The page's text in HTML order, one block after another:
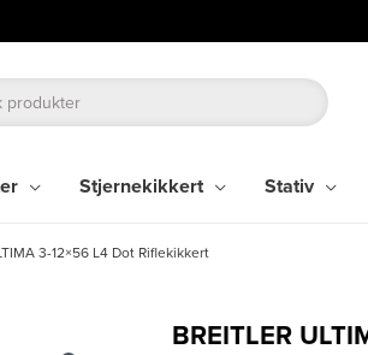
Stjernekikkert Stativ
3-12×56 L4 Dot Riflekikkert
BREITLER